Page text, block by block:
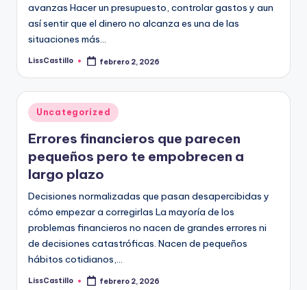
avanzas Hacer un presupuesto, controlar gastos y aun
así sentir que el dinero no alcanza es una de las
situaciones más…
Publicado
LissCastillo febrero 2, 2026
Publicado
en
Uncategorized
Errores financieros que parecen
pequeños pero te empobrecen a
largo plazo
Decisiones normalizadas que pasan desapercibidas y
cómo empezar a corregirlas La mayoría de los
problemas financieros no nacen de grandes errores ni
de decisiones catastróficas. Nacen de pequeños
hábitos cotidianos,…
Publicado
LissCastillo febrero 2, 2026